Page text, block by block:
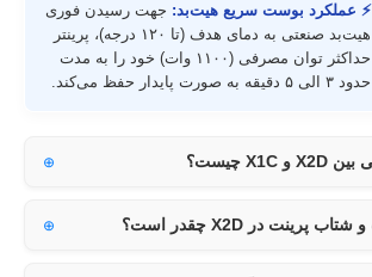
⚡ عملکرد بوست سریع هیت‌بد: جهت رسیدن فوری
هیت‌بد صنعتی به دمای هدف (تا ۱۲۰ درجه)، پرینتر
حداکثر توان مصرفی (۱۱۰۰ وات) خود را به مدت
حدود ۳ الی ۵ دقیقه به صورت پایدار حفظ می‌کند.